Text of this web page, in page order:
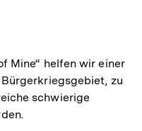
Mine“ helfen wir einer
zu
schwierige